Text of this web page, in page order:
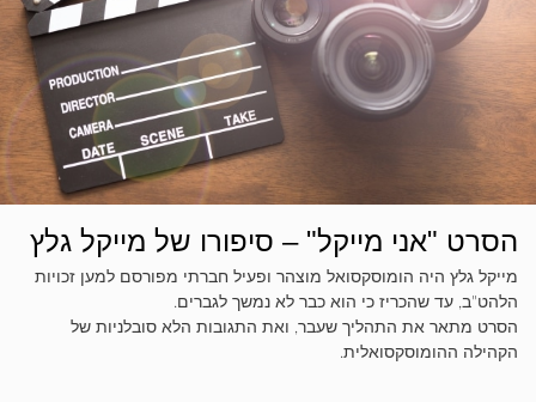
הסרט "אני מייקל" – סיפורו של מייקל גלץ
מייקל גלץ היה הומוסקסואל מוצהר ופעיל חברתי מפורסם למען זכויות
הלהט"ב, עד שהכריז כי הוא כבר לא נמשך לגברים.
הסרט מתאר את התהליך שעבר, ואת התגובות הלא סובלניות של
הקהילה ההומוסקסואלית.